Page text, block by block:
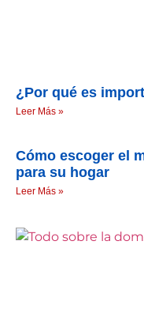
¿Por qué es
Leer Más »
Cómo escoger el
para su hogar
Leer Más »